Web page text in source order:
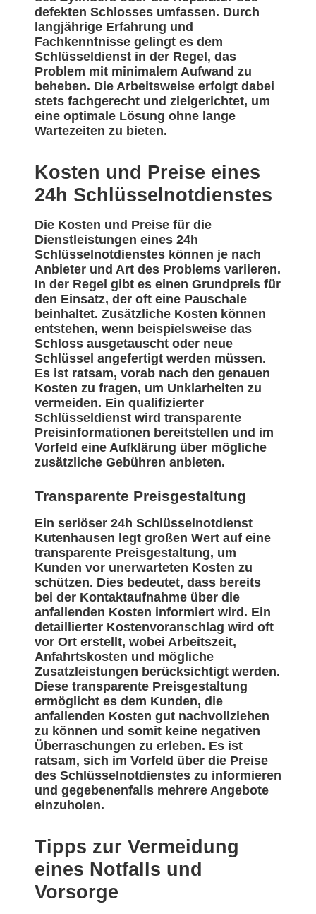
defekten Schlosses umfassen. Durch
langjährige Erfahrung und
Fachkenntnisse gelingt es dem
Schlüsseldienst in der Regel, das
Problem mit minimalem Aufwand zu
beheben. Die Arbeitsweise erfolgt dabei
stets fachgerecht und zielgerichtet, um
eine optimale Lösung ohne lange
Wartezeiten zu bieten.
Kosten und Preise eines
24h Schlüsselnotdienstes
Die Kosten und Preise für die
Dienstleistungen eines 24h
Schlüsselnotdienstes können je nach
Anbieter und Art des Problems variieren.
In der Regel gibt es einen Grundpreis für
den Einsatz, der oft eine Pauschale
beinhaltet. Zusätzliche Kosten können
entstehen, wenn beispielsweise das
Schloss ausgetauscht oder neue
Schlüssel angefertigt werden müssen.
Es ist ratsam, vorab nach den genauen
Kosten zu fragen, um Unklarheiten zu
vermeiden. Ein qualifizierter
Schlüsseldienst wird transparente
Preisinformationen bereitstellen und im
Vorfeld eine Aufklärung über mögliche
zusätzliche Gebühren anbieten.
Transparente Preisgestaltung
Ein seriöser 24h Schlüsselnotdienst
Kutenhausen legt großen Wert auf eine
transparente Preisgestaltung, um
Kunden vor unerwarteten Kosten zu
schützen. Dies bedeutet, dass bereits
bei der Kontaktaufnahme über die
anfallenden Kosten informiert wird. Ein
detaillierter Kostenvoranschlag wird oft
vor Ort erstellt, wobei Arbeitszeit,
Anfahrtskosten und mögliche
Zusatzleistungen berücksichtigt werden.
Diese transparente Preisgestaltung
ermöglicht es dem Kunden, die
anfallenden Kosten gut nachvollziehen
zu können und somit keine negativen
Überraschungen zu erleben. Es ist
ratsam, sich im Vorfeld über die Preise
des Schlüsselnotdienstes zu informieren
und gegebenenfalls mehrere Angebote
einzuholen.
Tipps zur Vermeidung
eines Notfalls und
Vorsorge